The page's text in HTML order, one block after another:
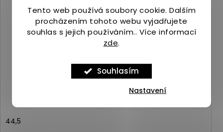
Tento web používá soubory cookie. Dalším
procházením tohoto webu vyjadřujete
souhlas s jejich používáním.. Více informací
zde.
Souhlasím
Nastavení
Skladem(2 ks)
2 239 Kč
44,5